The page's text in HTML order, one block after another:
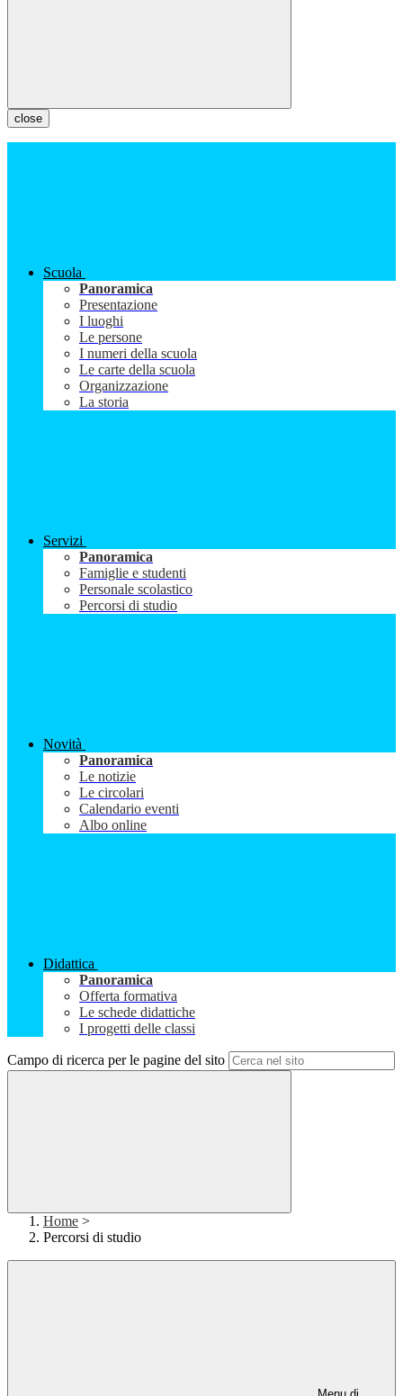
close
Scuola
Panoramica
Presentazione
I luoghi
Le persone
I numeri della scuola
Le carte della scuola
Organizzazione
La storia
Servizi
Panoramica
Famiglie e studenti
Personale scolastico
Percorsi di studio
Novità
Panoramica
Le notizie
Le circolari
Calendario eventi
Albo online
Didattica
Panoramica
Offerta formativa
Le schede didattiche
I progetti delle classi
Campo di ricerca per le pagine del sito
Home >
Percorsi di studio